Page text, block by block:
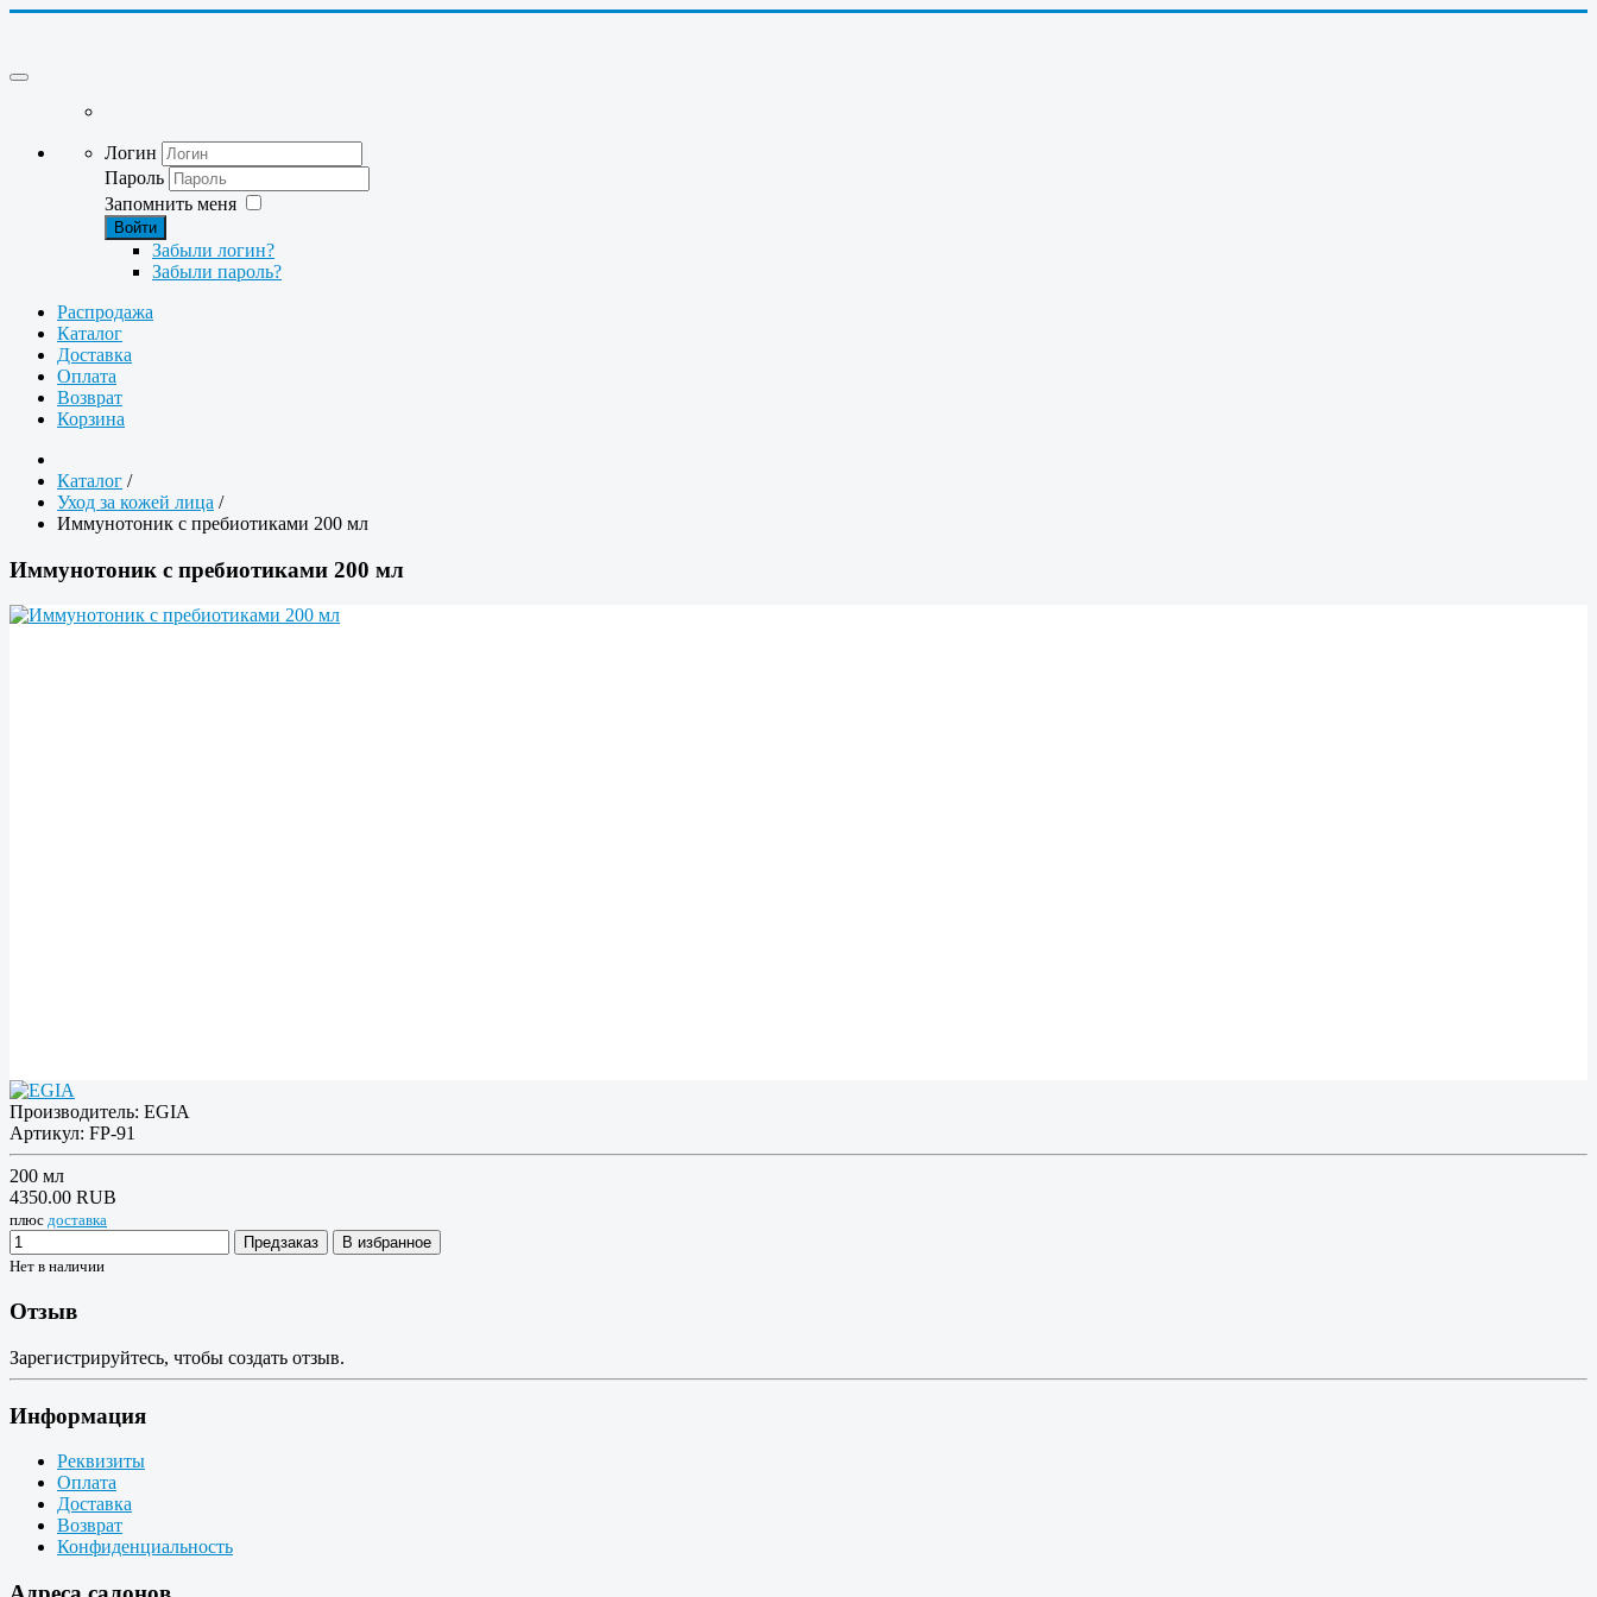
Логин
Пароль
Запомнить меня
Войти
Забыли логин?
Забыли пароль?
Распродажа
Каталог
Доставка
Оплата
Возврат
Корзина
Каталог /
Уход за кожей лица /
Иммунотоник с пребиотиками 200 мл
Иммунотоник с пребиотиками 200 мл
Производитель: EGIA
Артикул: FP-91
200 мл
4350.00 RUB
плюс доставка
Предзаказ
В избранное
Нет в наличии
Отзыв
Зарегистрируйтесь, чтобы создать отзыв.
Информация
Реквизиты
Оплата
Доставка
Возврат
Конфиденциальность